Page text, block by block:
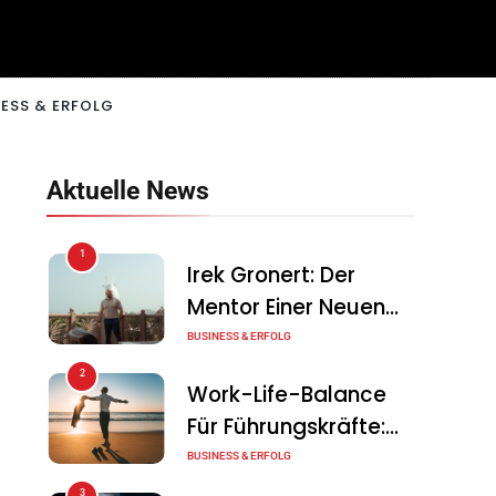
& ERFOLG
Aktuelle News
1
Irek Gronert: Der
Mentor Einer Neuen
Generation Von
BUSINESS & ERFOLG
2
Work-Life-Balance
Für Führungskräfte:
Illusion Oder Echte
BUSINESS & ERFOLG
3